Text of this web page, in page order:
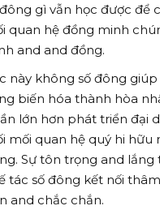
gì vẫn học được để
quan hệ đồng minh
and and đồng.
này không số đông
biến hóa thành hòa
lớn hơn phát triển đại
mối quan hệ quý hi hữu
Sự tôn trọng and lắng
tác số đông kết nối
and chắc chắn.